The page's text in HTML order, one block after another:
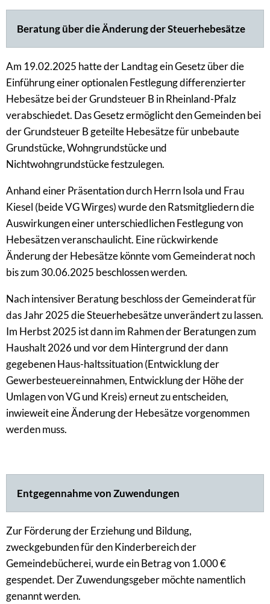
Beratung über die Änderung der Steuerhebesätze
Am 19.02.2025 hatte der Landtag ein Gesetz über die
Einführung einer optionalen Festlegung differenzierter
Hebesätze bei der Grundsteuer B in Rheinland-Pfalz
verabschiedet. Das Gesetz ermöglicht den Gemeinden bei
der Grundsteuer B geteilte Hebesätze für unbebaute
Grundstücke, Wohngrundstücke und
Nichtwohngrundstücke festzulegen.
Anhand einer Präsentation durch Herrn Isola und Frau
Kiesel (beide VG Wirges) wurde den Ratsmitgliedern die
Auswirkungen einer unterschiedlichen Festlegung von
Hebesätzen veranschaulicht. Eine rückwirkende
Änderung der Hebesätze könnte vom Gemeinderat noch
bis zum 30.06.2025 beschlossen werden.
Nach intensiver Beratung beschloss der Gemeinderat für
das Jahr 2025 die Steuerhebesätze unverändert zu lassen.
Im Herbst 2025 ist dann im Rahmen der Beratungen zum
Haushalt 2026 und vor dem Hintergrund der dann
gegebenen Haus-haltssituation (Entwicklung der
Gewerbesteuereinnahmen, Entwicklung der Höhe der
Umlagen von VG und Kreis) erneut zu entscheiden,
inwieweit eine Änderung der Hebesätze vorgenommen
werden muss.
Entgegennahme von Zuwendungen
Zur Förderung der Erziehung und Bildung,
zweckgebunden für den Kinderbereich der
Gemeindebücherei, wurde ein Betrag von 1.000 €
gespendet. Der Zuwendungsgeber möchte namentlich
genannt werden.